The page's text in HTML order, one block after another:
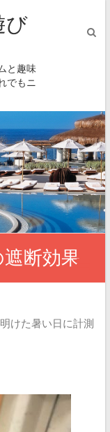
び
と趣味
でもニ
断効果
けた暑い日に計測